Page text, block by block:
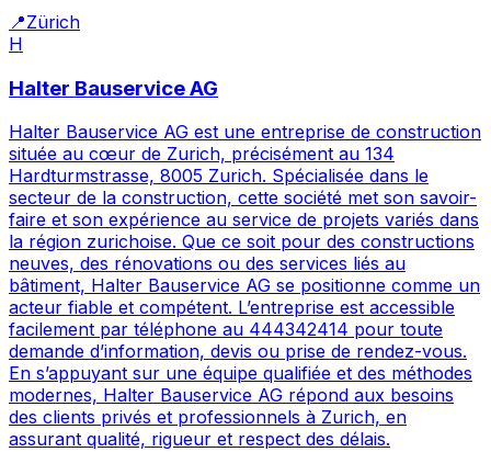
📍Zürich
H
Halter Bauservice AG
Halter Bauservice AG est une entreprise de construction
située au cœur de Zurich, précisément au 134
Hardturmstrasse, 8005 Zurich. Spécialisée dans le
secteur de la construction, cette société met son savoir-
faire et son expérience au service de projets variés dans
la région zurichoise. Que ce soit pour des constructions
neuves, des rénovations ou des services liés au
bâtiment, Halter Bauservice AG se positionne comme un
acteur fiable et compétent. L’entreprise est accessible
facilement par téléphone au 444342414 pour toute
demande d’information, devis ou prise de rendez-vous.
En s’appuyant sur une équipe qualifiée et des méthodes
modernes, Halter Bauservice AG répond aux besoins
des clients privés et professionnels à Zurich, en
assurant qualité, rigueur et respect des délais.